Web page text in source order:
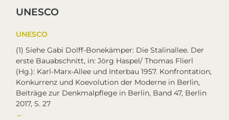
UNESCO
UNESCO
(1) Siehe Gabi Dolff-Bonekämper: Die Stalinallee. Der
erste Bauabschnitt, in: Jörg Haspel/ Thomas Flierl
(Hg.): Karl-Marx-Allee und Interbau 1957. Konfrontation,
Konkurrenz und Koevolution der Moderne in Berlin,
Beiträge zur Denkmalpflege in Berlin, Band 47, Berlin
2017, S. 27
←